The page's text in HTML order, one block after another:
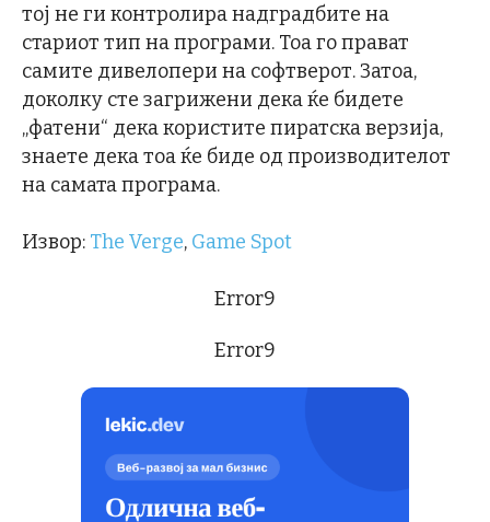
тој не ги контролира надградбите на
стариот тип на програми. Тоа го прават
самите дивелопери на софтверот. Затоа,
доколку сте загрижени дека ќе бидете
„фатени“ дека користите пиратска верзија,
знаете дека тоа ќе биде од производителот
на самата програма.
Извор: The Verge, Game Spot
Error9
Error9